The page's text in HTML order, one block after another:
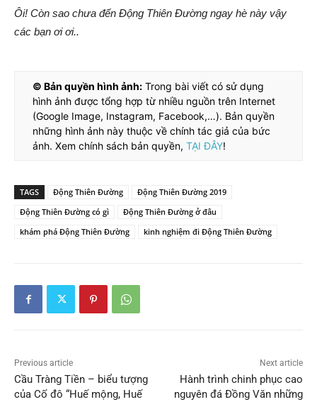
Ôi! Còn sao chưa đến Động Thiên Đường ngay hè này vậy
các bạn ơi ơi..
© Bản quyền hình ảnh: Trong bài viết có sử dụng
hình ảnh được tổng hợp từ nhiều nguồn trên Internet
(Google Image, Instagram, Facebook,…). Bản quyền
những hình ảnh này thuộc về chính tác giả của bức
ảnh. Xem chính sách bản quyền, TẠI ĐÂY!
TAGS Động Thiên Đường
Động Thiên Đường 2019
Động Thiên Đường có gì
Động Thiên Đường ở đâu
khám phá Động Thiên Đường
kinh nghiệm đi Động Thiên Đường
Previous article
Cầu Tràng Tiền – biểu tượng
của Cố đô “Huế mộng, Huế
Next article
Hành trình chinh phục cao
nguyên đá Đồng Văn những